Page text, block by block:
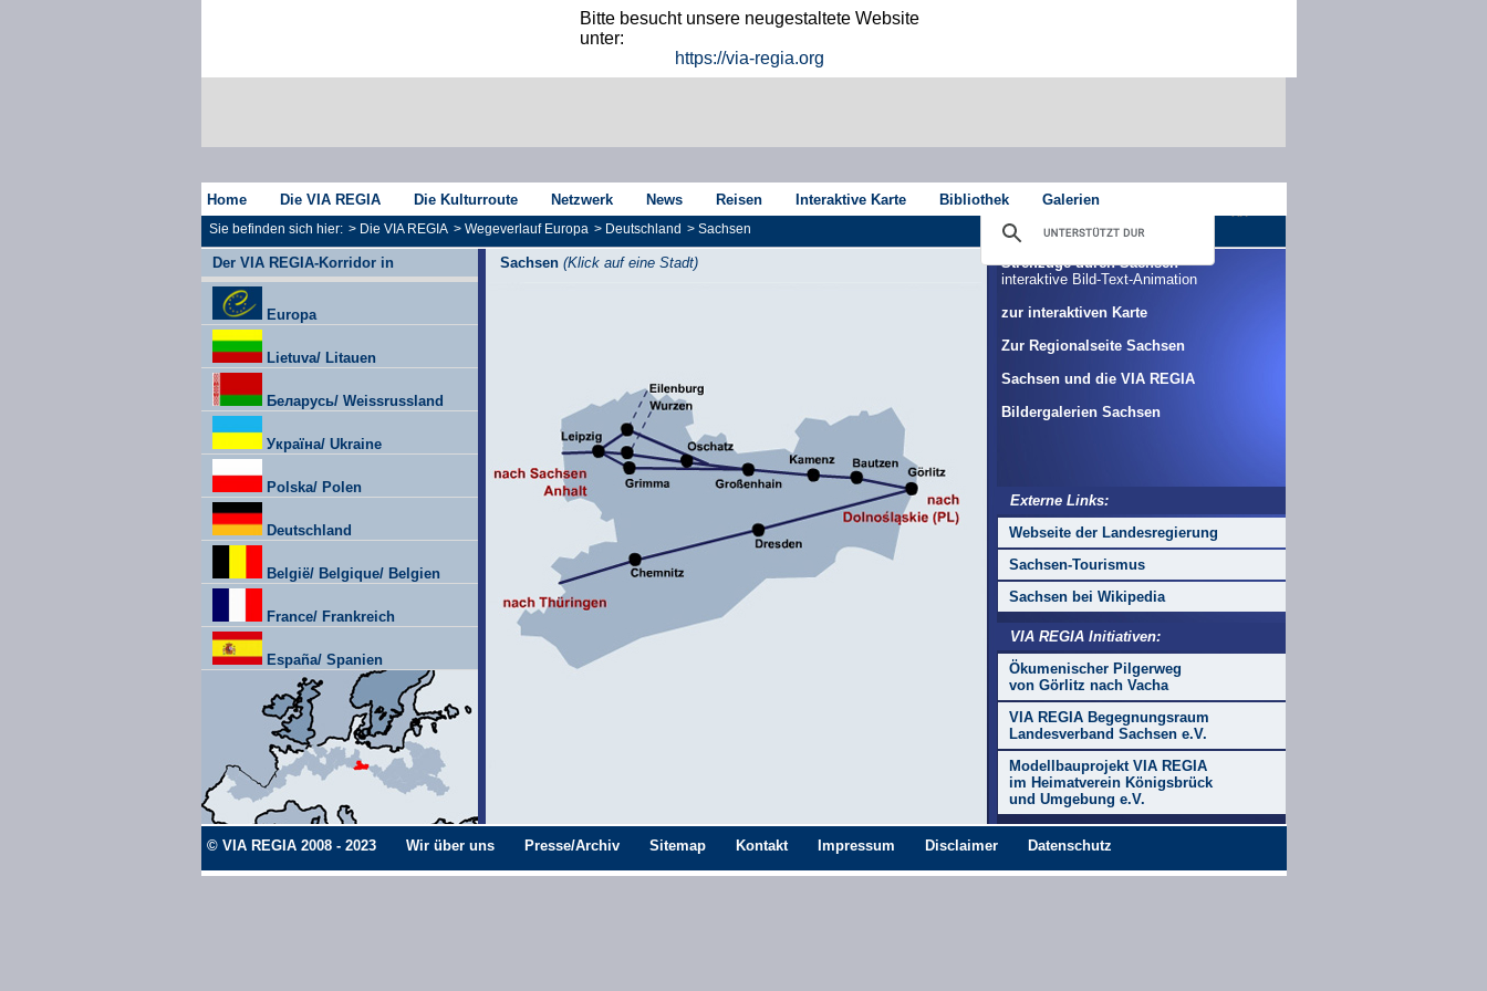
Bitte besucht unsere neugestaltete Website
unter:
https://via-regia.org
Home Die VIA REGIA Die Kulturroute Netzwerk News Reisen Interaktive Karte Bibliothek Galerien
Sie befinden sich hier: > Die VIA REGIA >Wegeverlauf Europa > Deutschland >Sachsen
Sachsen (Klick auf eine Stadt)
Der VIA REGIA-Korridor in
Europa
Lietuva/ Litauen
Беларусь/ Weissrussland
Україна/ Ukraine
Polska/ Polen
Deutschland
België/ Belgique/ Belgien
France/ Frankreich
España/ Spanien
Streifzüge durch Sachsen
interaktive Bild-Text-Animation
zur interaktiven Karte
Zur Regionalseite Sachsen
Sachsen und die VIA REGIA
Bildergalerien Sachsen
Externe Links:
Webseite der Landesregierung
Sachsen-Tourismus
Sachsen bei Wikipedia
VIA REGIA Initiativen:
Ökumenischer Pilgerweg
von Görlitz nach Vacha
VIA REGIA Begegnungsraum
Landesverband Sachsen e.V.
Modellbauprojekt VIA REGIA
im Heimatverein Königsbrück
und Umgebung e.V.
© VIA REGIA 2008 - 2023 Wir über uns Presse/Archiv Sitemap Kontakt Impressum Disclaimer Datenschutz